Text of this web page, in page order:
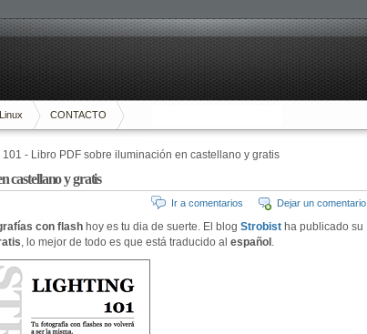
CONTACTO
- Libro PDF sobre iluminación en castellano y gratis
castellano y gratis
Ir a comentarios Dejar un comentario
con flash hoy es tu dia de suerte. El blog Strobist ha publicado su
, lo mejor de todo es que está traducido al español .